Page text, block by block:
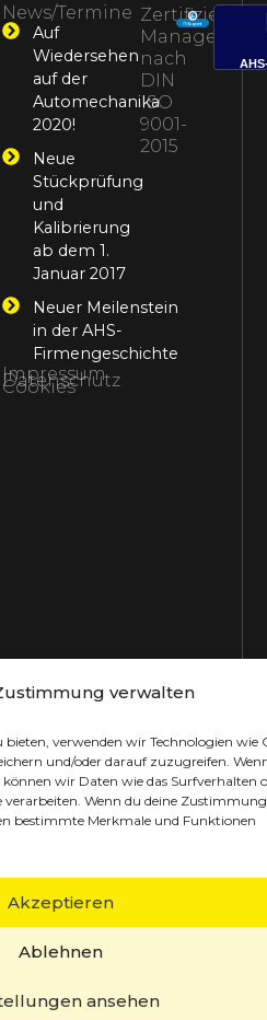
verwalten
verwenden wir Technologien wie
und/oder darauf zuzugreifen.
wir Daten wie das Surfverhalten
verarbeiten. Wenn du deine
bestimmte Merkmale und Funktionen
Akzeptieren
Ablehnen
ansehen
News/Termine
Auf
Wiedersehen
auf der
Automechanika
2020!
Neue
Stückprüfung
und
Kalibrierung
ab dem 1.
Januar 2017
Neuer Meilenstein
in der AHS-
Firmengeschichte
Impressum
Datenschutz
Cookies
Zertifiziertes
nach
DIN
ISO
9001-
2015
Alle Rechte vorbehalten